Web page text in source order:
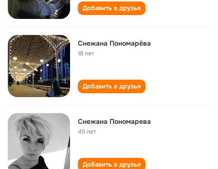
Добавить в друзья
Снежана Пономарёва
18 лет
Добавить в друзья
Снежана Пономарева
45 лет
Добавить в друзья